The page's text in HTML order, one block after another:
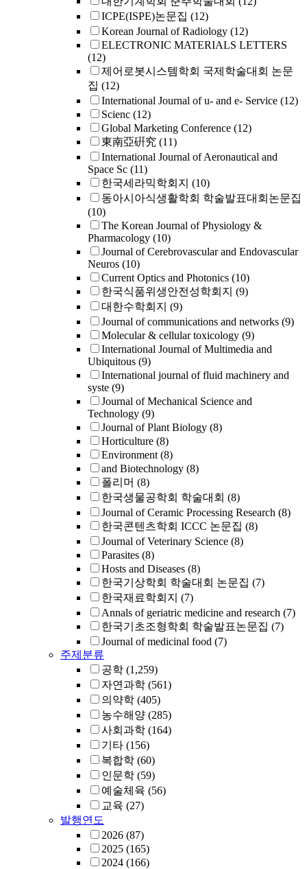
ICPE(ISPE)논문집 (12)
Korean Journal of Radiology (12)
ELECTRONIC MATERIALS LETTERS
(12)
제어로봇시스템학회 국제학술대회 논문
집 (12)
International Journal of u- and e- Service (12)
Scienc (12)
Global Marketing Conference (12)
東南亞硏究 (11)
International Journal of Aeronautical and
Space Sc (11)
한국세라믹학회지 (10)
동아시아식생활학회 학술발표대회논문집
(10)
The Korean Journal of Physiology &
Pharmacology (10)
Journal of Cerebrovascular and Endovascular
Neuros (10)
Current Optics and Photonics (10)
한국식품위생안전성학회지 (9)
대한수학회지 (9)
Journal of communications and networks (9)
Molecular & cellular toxicology (9)
International Journal of Multimedia and
Ubiquitous (9)
International journal of fluid machinery and
syste (9)
Journal of Mechanical Science and
Technology (9)
Journal of Plant Biology (8)
Horticulture (8)
Environment (8)
and Biotechnology (8)
폴리머 (8)
한국생물공학회 학술대회 (8)
Journal of Ceramic Processing Research (8)
한국콘텐츠학회 ICCC 논문집 (8)
Journal of Veterinary Science (8)
Parasites (8)
Hosts and Diseases (8)
한국기상학회 학술대회 논문집 (7)
한국재료학회지 (7)
Annals of geriatric medicine and research (7)
한국기초조형학회 학술발표논문집 (7)
Journal of medicinal food (7)
주제분류
공학 (1,259)
자연과학 (561)
의약학 (405)
농수해양 (285)
사회과학 (164)
기타 (156)
복합학 (60)
인문학 (59)
예술체육 (56)
교육 (27)
발행연도
2026 (87)
2025 (165)
2024 (166)